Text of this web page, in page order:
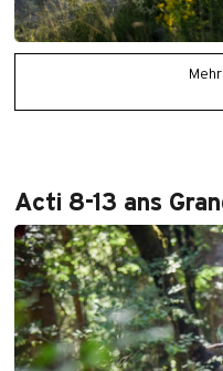
Acti 8-13 ans